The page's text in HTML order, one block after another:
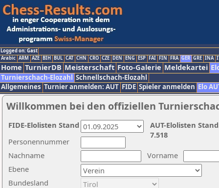
Logged on: Gast
Arabic ARM AZE BIH BUL CAT CHN CRO CZE DEN ENG ESP FAI FIN FRA GER GRE INA
Home TurnierDB Meisterschaft Foto-Galerie Meldekartei
Turnierschach-Elozahl Schnellschach-Elozahl
Allgemeines Turnier anmelden: AUT FIDE Spieler anmelden Elo
Willkommen bei den offiziellen
Nachname
Vorname
Ebene
Personennummer
Bundesland
AUT-Elolisten
7.518
FIDE-Elolisten Stand